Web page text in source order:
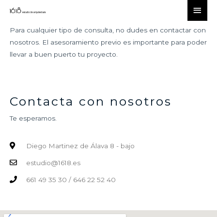
Para cualquier tipo de consulta, no dudes en contactar con
nosotros. El asesoramiento previo es importante para poder
llevar a buen puerto tu proyecto.
Contacta con nosotros
Te esperamos.
Diego Martinez de Álava 8 - bajo
estudio@1618.es
661 49 35 30 / 646 22 52 40